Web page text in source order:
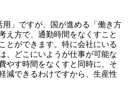
」ですが、国が進める「働き方
え方で、通勤時間をなくすこと
とができます。 特に会社にいる
、どこにいようが仕事が可能な
やす時間をなくすと同時に、そ
減できるわけですから、生産性